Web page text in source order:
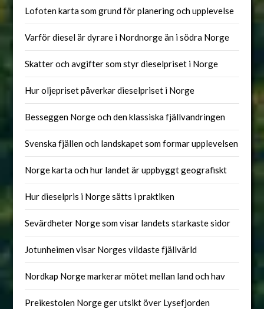
Lofoten karta som grund för planering och upplevelse
Varför diesel är dyrare i Nordnorge än i södra Norge
Skatter och avgifter som styr dieselpriset i Norge
Hur oljepriset påverkar dieselpriset i Norge
Besseggen Norge och den klassiska fjällvandringen
Svenska fjällen och landskapet som formar upplevelsen
Norge karta och hur landet är uppbyggt geografiskt
Hur dieselpris i Norge sätts i praktiken
Sevärdheter Norge som visar landets starkaste sidor
Jotunheimen visar Norges vildaste fjällvärld
Nordkap Norge markerar mötet mellan land och hav
Preikestolen Norge ger utsikt över Lysefjorden